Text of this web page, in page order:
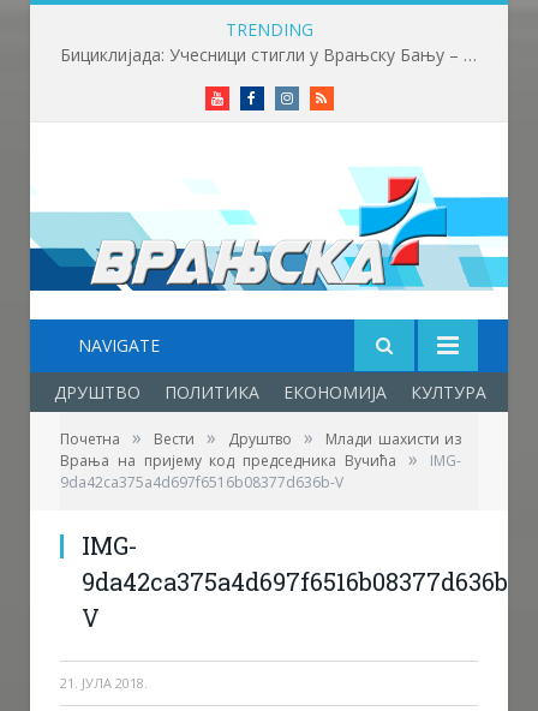
TRENDING
Бициклијада: Учесници стигли у Врањску Бању – почела трка до бране Првонек
YoutubeFacebookInstagram
RSS
NAVIGATE
ДРУШТВО ПОЛИТИКА ЕКОНОМИЈА КУЛТУРА
Почетна » Вести » Друштво »
Млади шахисти из
Врања на пријему код председника Вучића
»
IMG-
9da42ca375a4d697f6516b08377d636b-V
IMG-
9da42ca375a4d697f6516b08377d636b-
V
21. ЈУЛА 2018.